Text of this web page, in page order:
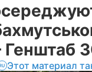
Генштаб
Этот материал